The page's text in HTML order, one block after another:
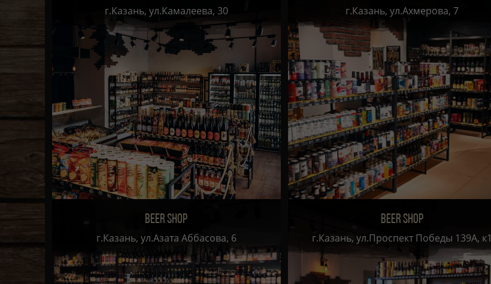
г.Казань, ул.Камалеева, 30 г.Казань, ул.Ахмерова, 7
BEER SHOP
г.Казань, ул.Азата Аббасова, 6
BEER SHOP
г.Казань, ул.Проспект Победы 139А, к1